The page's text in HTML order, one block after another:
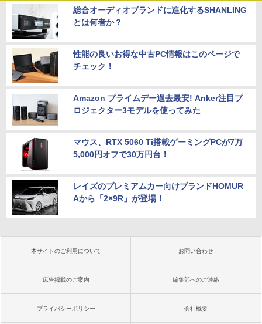
総合オーディオブランドに進化するSHANLING
とは何者か？
性能の良いお得な中古PC情報はこのページで
チェック！
Amazon プライムデー過去最安! Anker注目プ
ロジェクター3モデルを使ってみた
マウス、RTX 5060 Ti搭載ゲーミングPCが7万
5,000円オフで30万円台！
レイズのプレミアムカー向けブランドHOMUR
Aから「2×9R」が登場！
本サイトのご利用について お問い合わせ
広告掲載のご案内 編集部へのご連絡
プライバシーポリシー 会社概要